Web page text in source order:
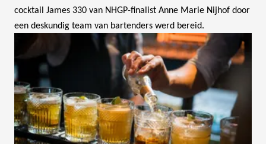
cocktail James 330 van NHGP-finalist Anne Marie Nijhof door
een deskundig team van bartenders werd bereid.